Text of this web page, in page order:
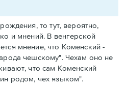
то тут, вероятно,
и мнений. В венгерской
мнение, что Коменский -
чешскому". Чехам оно не
что сам Коменский
родом, чех языком".